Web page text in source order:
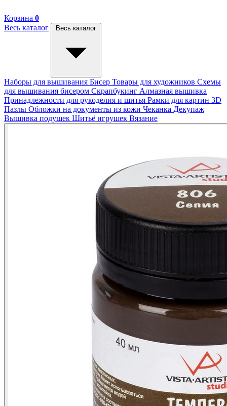
Корзина 0
Весь каталог
Весь каталог
Наборы для вышивания Бисер Товары для художников Схемы
для вышивания бисером Скрапбукинг Алмазная вышивка
Принадлежности для рукоделия и шитья Рамки для картин 3D
Пазлы Обложки на документы из кожи Чеканка Декупаж
Вышивка подушек Шитьё игрушек Вязание